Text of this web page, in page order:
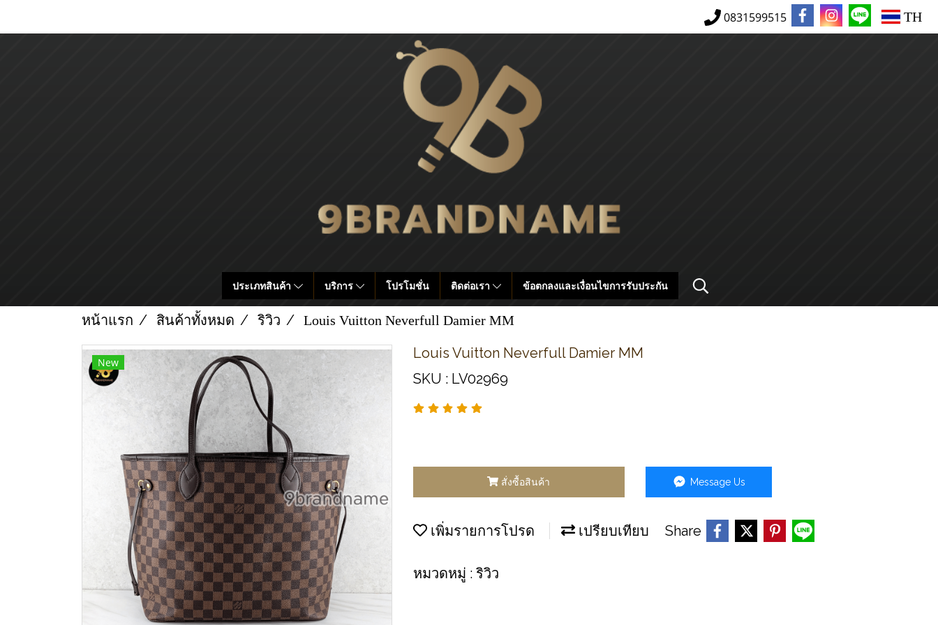
0831599515 TH
ประเภทสินค้า บริการ โปรโมชั่น ติดต่อเรา ข้อตกลงและเงื่อนไขการรับประกัน
หน้าแรก สินค้าทั้งหมด ริวิว Louis Vuitton Neverfull Damier MM
New
Louis Vuitton Neverfull Damier MM
SKU : LV02969
สั่งซื้อสินค้า Message Us
เพิ่มรายการโปรด เปรียบเทียบ Share
หมวดหมู่ : ริวิว